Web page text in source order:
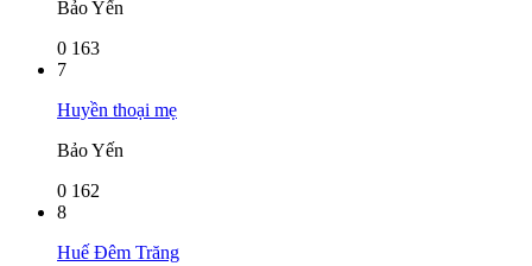
Bảo Yến
0 163
7
Huyền thoại mẹ
Bảo Yến
0 162
8
Huế Đêm Trăng